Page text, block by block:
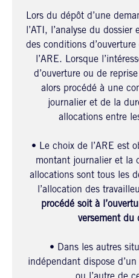
Lors du dépôt d’une
l’ATI, l’analyse du
des conditions
l’ARE. Lorsque
d’ouverture ou de
alors procédé à une
journalier et de la
allocations entre
• Le choix de l’ARE est
montant journalier et la
allocations sont tous les
l’allocation des
procédé soit à
versement du
• Dans les autres
indépendant dispose